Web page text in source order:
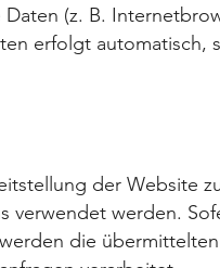
(z. B.
erfolgt automatisch,
der Website
verwendet werden.
die